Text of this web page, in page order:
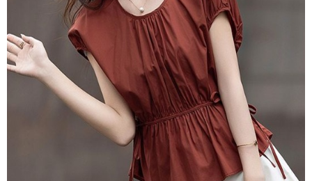
恩沛科技股份有限公司將有權停止該用戶之使用額度並採取法律行動。
離島-郵局寄送
每筆NT$90，滿NT$699(含以上)免運費
國家/地區配送